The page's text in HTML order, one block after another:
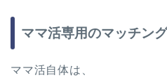
ママ活専用のマッチン
ママ活自体は、